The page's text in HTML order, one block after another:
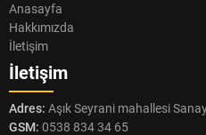
Anasayfa
Hakkımızda
İletişim
İletişim
Adres: Aşık Seyrani mahallesi
GSM: 0538 834 34 65